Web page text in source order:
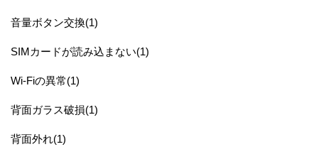
音量ボタン交換(1)
SIMカードが読み込まない(1)
Wi-Fiの異常(1)
背面ガラス破損(1)
背面外れ(1)